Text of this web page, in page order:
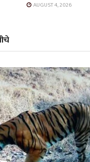
AUGUST 4, 2026